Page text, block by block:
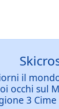
il
occhi sul
3